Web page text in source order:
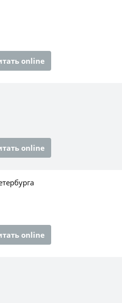
online
online
online